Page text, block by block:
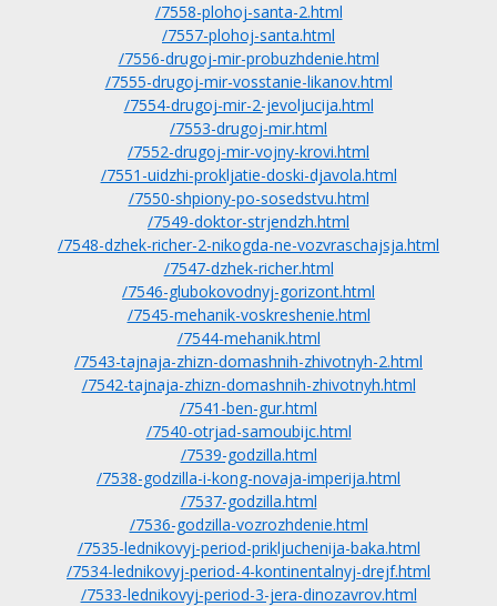
/7558-plohoj-santa-2.html
/7557-plohoj-santa.html
/7556-drugoj-mir-probuzhdenie.html
/7555-drugoj-mir-vosstanie-likanov.html
/7554-drugoj-mir-2-jevoljucija.html
/7553-drugoj-mir.html
/7552-drugoj-mir-vojny-krovi.html
/7551-uidzhi-prokljatie-doski-djavola.html
/7550-shpiony-po-sosedstvu.html
/7549-doktor-strjendzh.html
/7548-dzhek-richer-2-nikogda-ne-vozvraschajsja.html
/7547-dzhek-richer.html
/7546-glubokovodnyj-gorizont.html
/7545-mehanik-voskreshenie.html
/7544-mehanik.html
/7543-tajnaja-zhizn-domashnih-zhivotnyh-2.html
/7542-tajnaja-zhizn-domashnih-zhivotnyh.html
/7541-ben-gur.html
/7540-otrjad-samoubijc.html
/7539-godzilla.html
/7538-godzilla-i-kong-novaja-imperija.html
/7537-godzilla.html
/7536-godzilla-vozrozhdenie.html
/7535-lednikovyj-period-prikljuchenija-baka.html
/7534-lednikovyj-period-4-kontinentalnyj-drejf.html
/7533-lednikovyj-period-3-jera-dinozavrov.html